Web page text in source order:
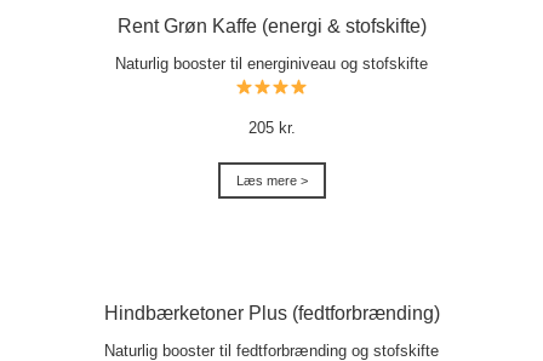
Rent Grøn Kaffe (energi & stofskifte)
Naturlig booster til energiniveau og stofskifte
205 kr.
Læs mere >
Hindbærketoner Plus (fedtforbrænding)
Naturlig booster til fedtforbrænding og stofskifte